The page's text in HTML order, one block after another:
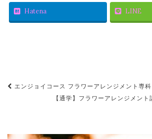
Hatena LINE
投稿ナビゲーション
エンジョイコース フラワーアレンジメント専科
【通学】フラワーアレンジメン